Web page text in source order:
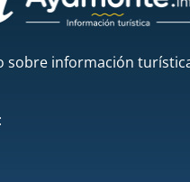
sobre información